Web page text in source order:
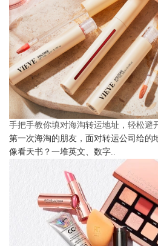
手把手教你填对海淘转运地址，轻松避
第一次海淘的朋友，面对转运公司给的
像看天书？一堆英文、数字..